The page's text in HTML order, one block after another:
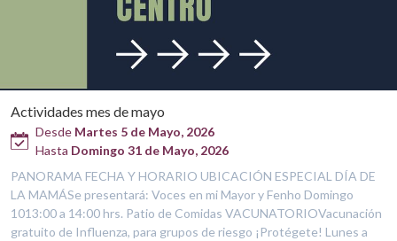
Actividades mes de mayo
Desde Martes 5 de Mayo, 2026
Hasta Domingo 31 de Mayo, 2026
PANORAMA FECHA Y HORARIO UBICACIÓN ESPECIAL DÍA DE
LA MAMÁSe presentará: Voces en mi Mayor y Fenho Domingo
1013:00 a 14:00 hrs. Patio de Comidas VACUNATORIOVacunación
gratuito de Influenza, para grupos de riesgo ¡Protégete! Lunes a